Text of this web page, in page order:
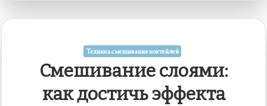
Техника смешивания коктейлей
Смешивание слоями:
как достичь эффекта